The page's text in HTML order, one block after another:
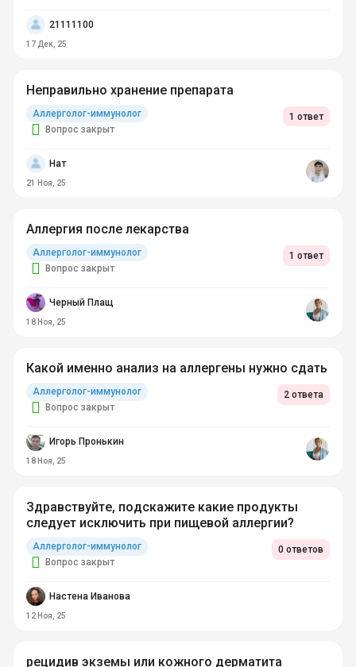
21111100
17 Дек, 25
Неправильно хранение препарата
Аллерголог-иммунолог
Вопрос закрыт
1 ответ
Нат
21 Ноя, 25
Аллергия после лекарства
Аллерголог-иммунолог
Вопрос закрыт
1 ответ
Черный Плащ
18 Ноя, 25
Какой именно анализ на аллергены нужно сдать
Аллерголог-иммунолог
Вопрос закрыт
2 ответа
Игорь Пронькин
18 Ноя, 25
Здравствуйте, подскажите какие продукты
следует исключить при пищевой аллергии?
Аллерголог-иммунолог
Вопрос закрыт
0 ответов
Настена Иванова
12 Ноя, 25
рецидив экземы или кожного дерматита